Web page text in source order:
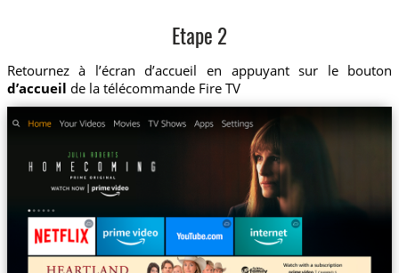
Etape 2
Retournez à l’écran d’accueil en appuyant sur le bouton
d’accueil de la télécommande Fire TV